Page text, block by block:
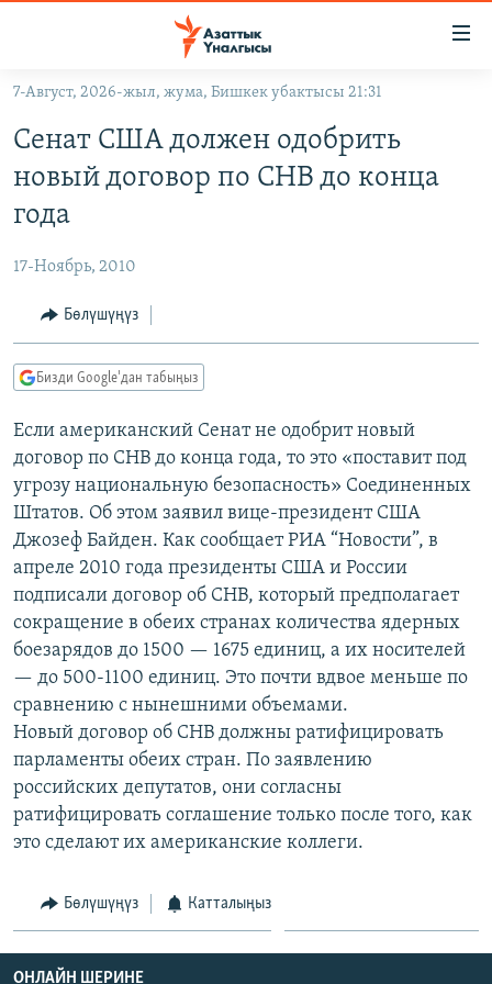
Навигацияга
өтүңүз
салыңыз
ЭКОНОМИКА
МАДАНИЯТ
БОРБОР АЗИЯ
АТАЙЫН ИЛИКТӨӨ
ТВ ПРОГРАММАЛАР
ЭКСПЕРТТЕР ТАЛДАЙТ
БИЗ ЖАНА ДҮЙНӨ
ДАНИСТЕ
ЭЖЕ-СИҢДИЛЕР
АЗАТТЫК+
ЫҢГАЙСЫЗ СУРООЛОР
ӨЗГӨЧӨ ПИКИР
Русский
ОНЛАЙН ШЕРИНЕ
ЭЕ/АРнун бардык сайттары
7-Август, 2026-жыл, жума, Бишкек убактысы 21:31
Сенат США должен одобрить
новый договор по СНВ до конца
года
17-Ноябрь, 2010
Бөлүшүңүз
Бизди Google'дан табыңыз
Если американский Сенат не одобрит новый
договор по СНВ до конца года, то это «поставит под
угрозу национальную безопасность» Соединенных
Штатов. Об этом заявил вице-президент США
Джозеф Байден. Как сообщает РИА “Новости”, в
апреле 2010 года президенты США и России
подписали договор об СНВ, который предполагает
сокращение в обеих странах количества ядерных
боезарядов до 1500 — 1675 единиц, а их носителей
— до 500-1100 единиц. Это почти вдвое меньше по
сравнению с нынешними объемами.
Новый договор об СНВ должны ратифицировать
парламенты обеих стран. По заявлению
российских депутатов, они согласны
ратифицировать соглашение только после того, как
это сделают их американские коллеги.
Бөлүшүңүз Катталыңыз
ОНЛАЙН ШЕРИНЕ